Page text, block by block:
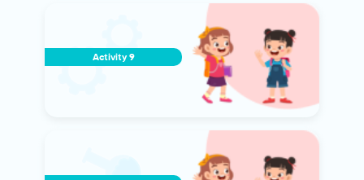
Activity 9